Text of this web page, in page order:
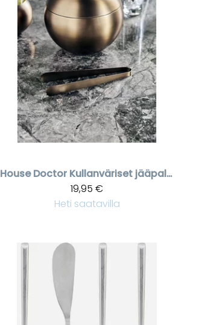
House Doctor
Kullanväriset jääpalaottimet
19,95 €
Heti saatavilla